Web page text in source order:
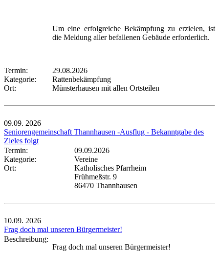
Um eine erfolgreiche Bekämpfung zu erzielen, ist
die Meldung aller befallenen Gebäude erforderlich.
Termin:
29.08.2026
Kategorie:
Rattenbekämpfung
Ort:
Münsterhausen mit allen Ortsteilen
09.09. 2026
Seniorengemeinschaft Thannhausen -Ausflug - Bekanntgabe des
Zieles folgt
Termin:
09.09.2026
Kategorie:
Vereine
Ort:
Katholisches Pfarrheim
Frühmeßstr. 9
86470 Thannhausen
10.09. 2026
Frag doch mal unseren Bürgermeister!
Beschreibung:
Frag doch mal unseren Bürgermeister!